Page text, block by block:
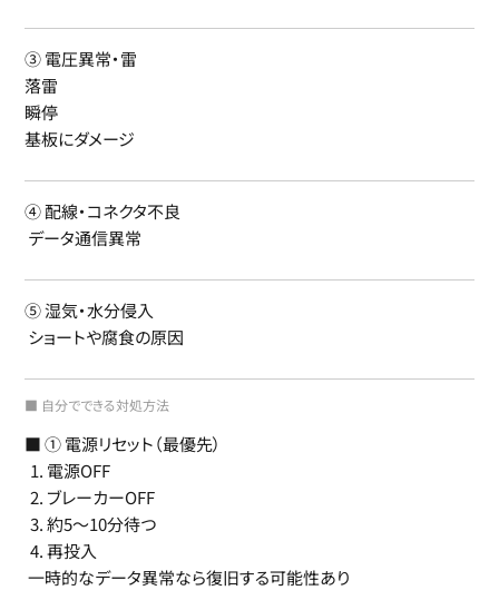
③ 電圧異常・雷
落雷
瞬停
基板にダメージ
④ 配線・コネクタ不良
データ通信異常
⑤ 湿気・水分侵入
ショートや腐食の原因
■ 自分でできる対処方法
■ ① 電源リセット（最優先）
電源OFF
ブレーカーOFF
約5〜10分待つ
再投入
一時的なデータ異常なら復旧する可能性あり